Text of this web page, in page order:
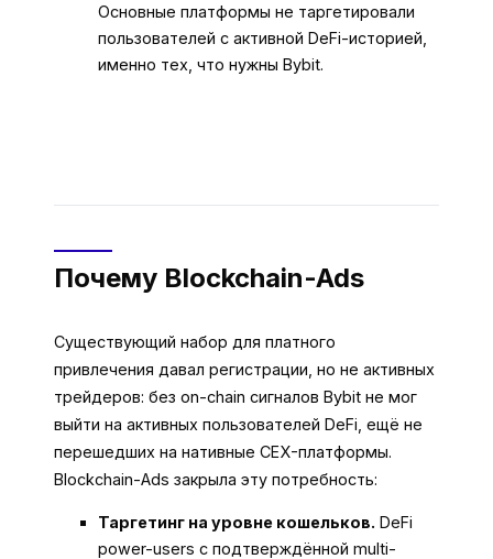
Основные платформы не таргетировали
пользователей с активной DeFi-историей,
именно тех, что нужны Bybit.
Почему Blockchain-Ads
Существующий набор для платного
привлечения давал регистрации, но не активных
трейдеров: без on-chain сигналов Bybit не мог
выйти на активных пользователей DeFi, ещё не
перешедших на нативные CEX-платформы.
Blockchain-Ads закрыла эту потребность:
Таргетинг на уровне кошельков. DeFi
power-users с подтверждённой multi-